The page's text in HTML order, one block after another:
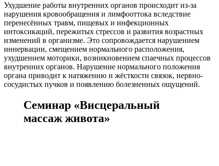
Ухудшение работы внутренних органов происходит из-за
нарушения кровообращения и лимфооттока вследствие
перенесённых травм, пищевых и инфекционных
интоксикаций, пережитых стрессов и развития возрастных
изменений в организме. Это сопровождается нарушением
иннервации, смещением нормального расположения,
ухудшением моторики, возникновением спаечных процессов
внутренних органов. Нарушение нормального положения
органа приводит к натяжению и жёсткости связок, нервно-
сосудистых пучков и появлению болезненных ощущений.
Семинар «Висцеральный
массаж живота»